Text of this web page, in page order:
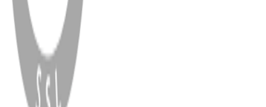
WhatsApp Facebook
Copyright
2026 Dükkan Hifi